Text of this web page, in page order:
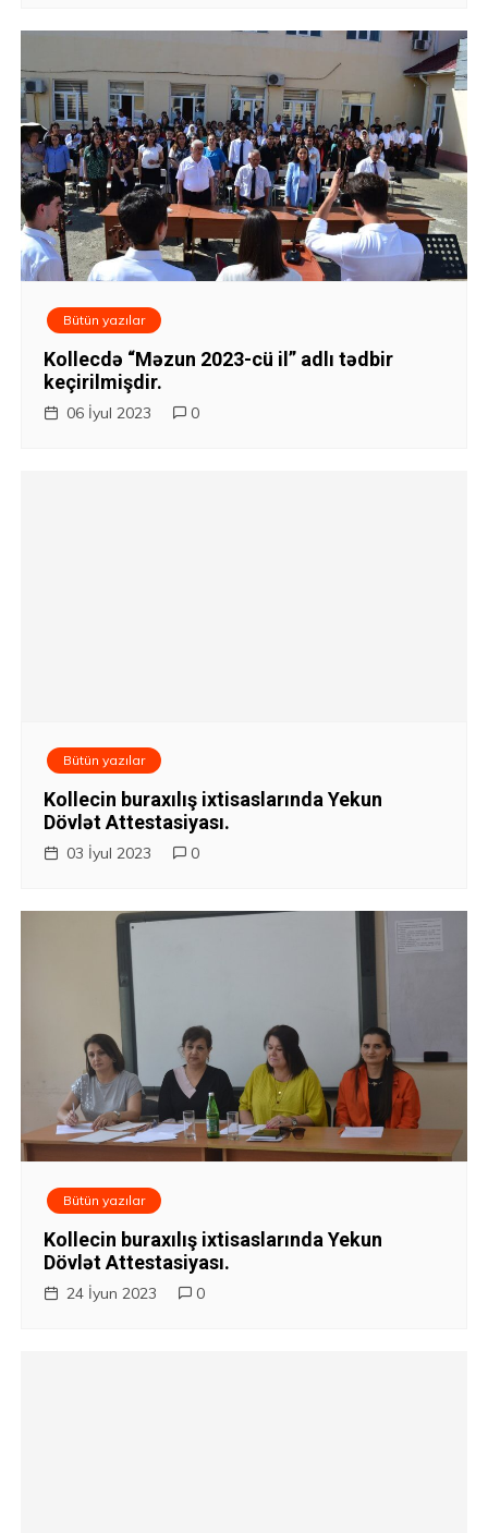
y
a
s
ı
Bütün yazılar
Kollecdə “Məzun 2023-cü il” adlı tədbir
keçirilmişdir.
06 İyul 2023 0
Bütün yazılar
Kollecin buraxılış ixtisaslarında Yekun
Dövlət Attestasiyası.
03 İyul 2023 0
Bütün yazılar
Kollecin buraxılış ixtisaslarında Yekun
Dövlət Attestasiyası.
24 İyun 2023 0